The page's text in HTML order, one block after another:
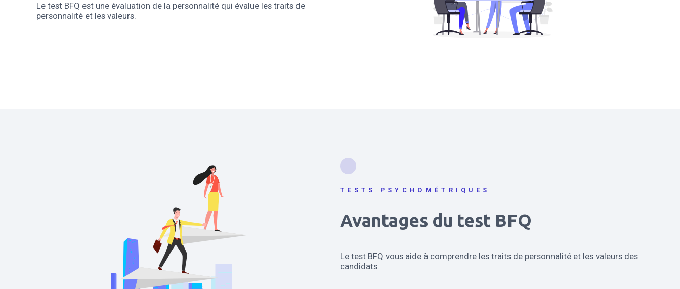
Le test BFQ est une évaluation de la personnalité qui évalue les traits de
personnalité et les valeurs.
TESTS PSYCHOMÉTRIQUES
Avantages du test BFQ
Le test BFQ vous aide à comprendre les traits de personnalité et les valeurs des
candidats.